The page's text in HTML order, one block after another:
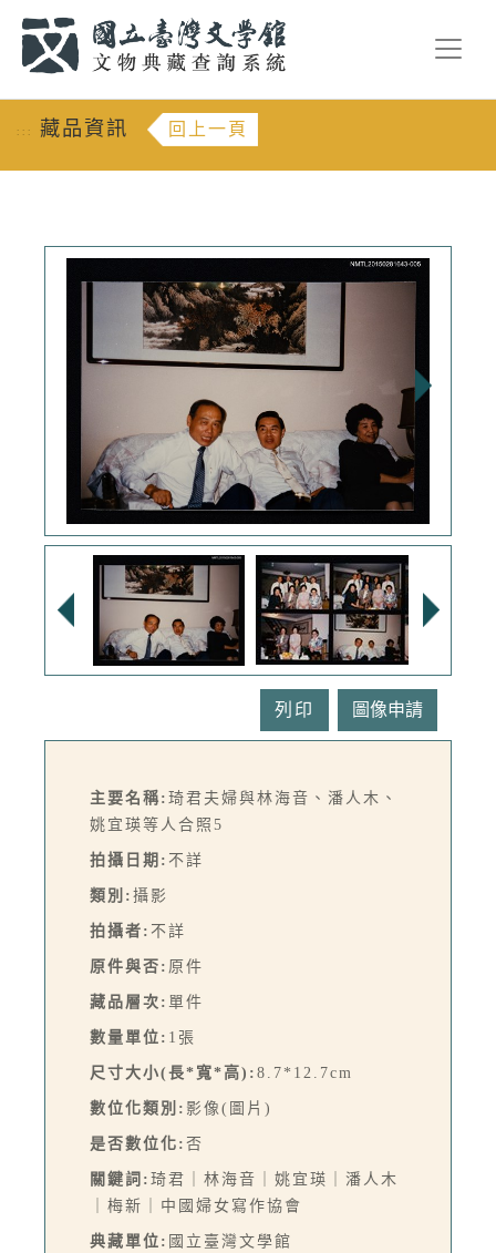
::: 藏品資訊 回上一頁
列印
主要名稱: 琦君夫婦與林海音、潘人木、
姚宜瑛等人合照5
拍攝日期: 不詳
類別: 攝影
拍攝者: 不詳
原件與否: 原件
藏品層次: 單件
數量單位: 1張
尺寸大小(長*寬*高): 8.7*12.7cm
數位化類別: 影像(圖片)
是否數位化: 否
關鍵詞: 琦君｜林海音｜姚宜瑛｜潘人木
｜梅新｜中國婦女寫作協會
典藏單位: 國立臺灣文學館